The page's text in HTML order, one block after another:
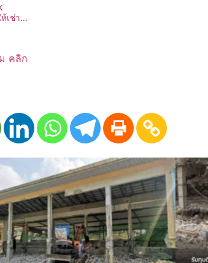
เช่า...
คลิก